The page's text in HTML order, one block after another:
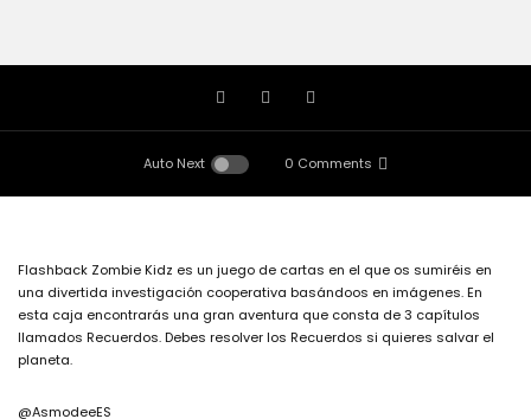
Auto Next 0 Comments
Flashback Zombie Kidz es un juego de cartas en el que os sumiréis en
una divertida investigación cooperativa basándoos en imágenes. En
esta caja encontrarás una gran aventura que consta de 3 capítulos
llamados Recuerdos. Debes resolver los Recuerdos si quieres salvar el
planeta.
@AsmodeeES